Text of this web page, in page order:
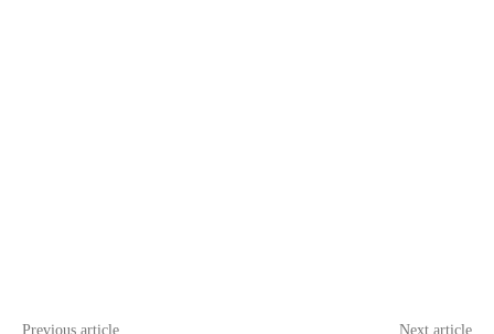
Previous article Next article